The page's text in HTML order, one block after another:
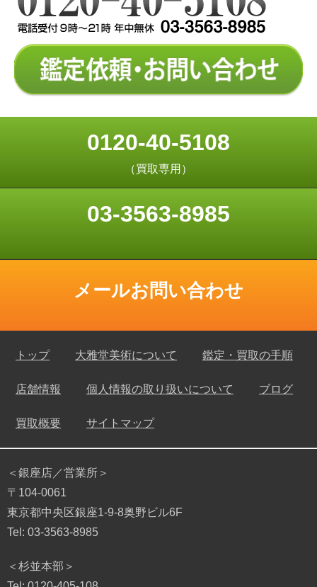
0120-40-5108
（買取専用）
03-3563-8985
メールお問い合わせ
トップ 大雅堂美術について 鑑定・買取の手順
店舗情報 個人情報の取り扱いについて ブログ
買取概要 サイトマップ
＜銀座店／営業所＞
〒104-0061
東京都中央区銀座1-9-8奥野ビル6F
Tel: 03-3563-8985
＜杉並本部＞